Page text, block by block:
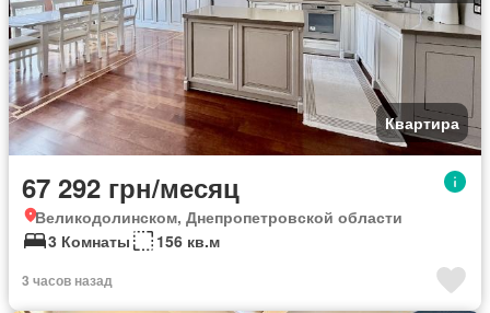
Квартира
67 292 грн/месяц
Великодолинском, Днепропетровской области
3 Комнаты
156 кв.м
3 часов назад